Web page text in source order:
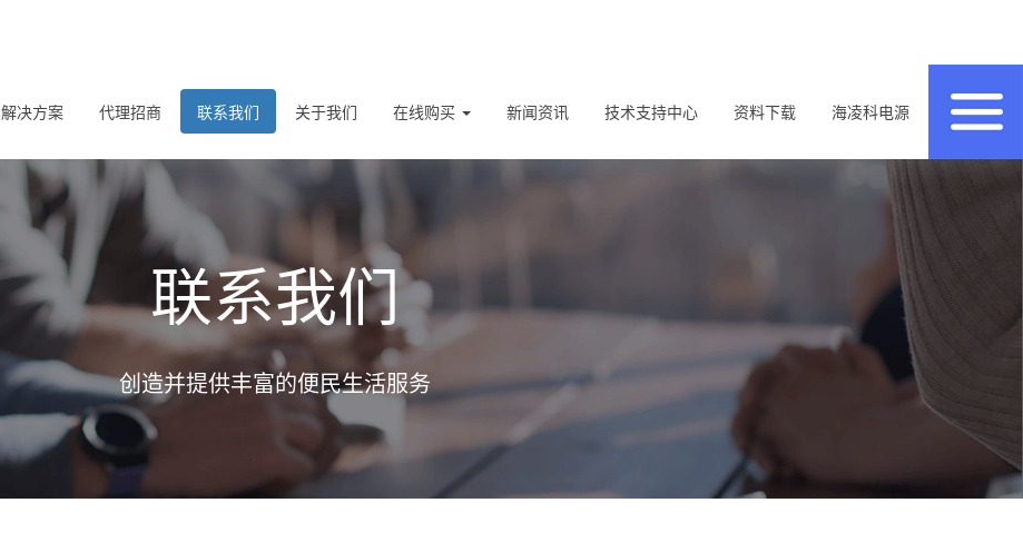
解决方案 代理招商 联系我们 关于我们 在线购买 新闻资讯 技术支持中心 资料下载 海凌科电源
联系我们
创造并提供丰富的便民生活服务